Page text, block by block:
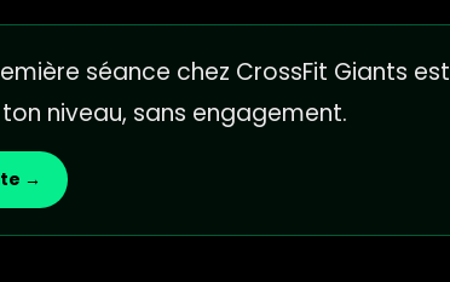
séance chez CrossFit Giants est
niveau, sans engagement.
→